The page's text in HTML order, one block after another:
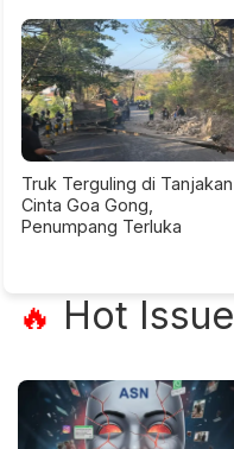
Truk Terguling di Tanjakan
Cinta Goa Gong,
Penumpang Terluka
🔥 Hot Issue